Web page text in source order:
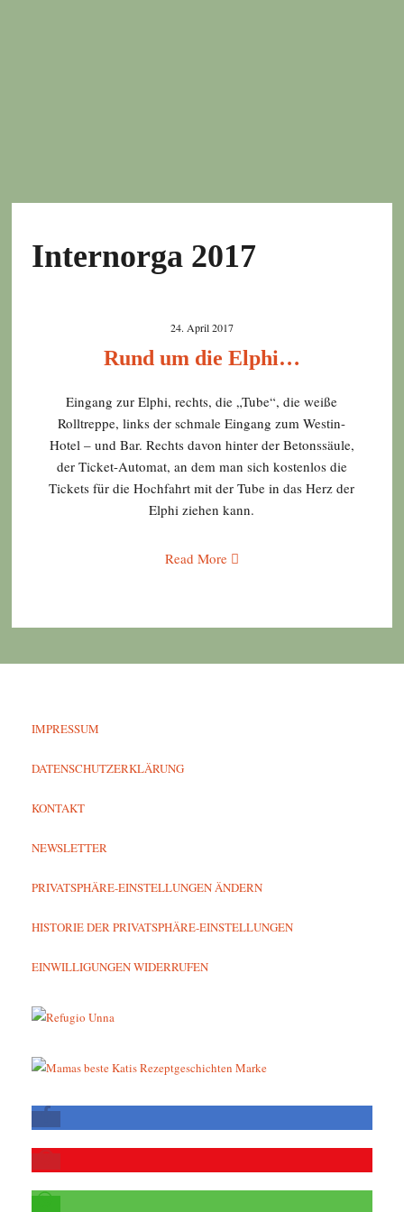
Internorga 2017
24. April 2017
Rund um die Elphi…
Eingang zur Elphi, rechts, die „Tube“, die weiße
Rolltreppe, links der schmale Eingang zum Westin-
Hotel – und Bar. Rechts davon hinter der Betonssäule,
der Ticket-Automat, an dem man sich kostenlos die
Tickets für die Hochfahrt mit der Tube in das Herz der
Elphi ziehen kann.
Read More
IMPRESSUM
DATENSCHUTZERKLÄRUNG
KONTAKT
NEWSLETTER
PRIVATSPHÄRE-EINSTELLUNGEN ÄNDERN
HISTORIE DER PRIVATSPHÄRE-EINSTELLUNGEN
EINWILLIGUNGEN WIDERRUFEN